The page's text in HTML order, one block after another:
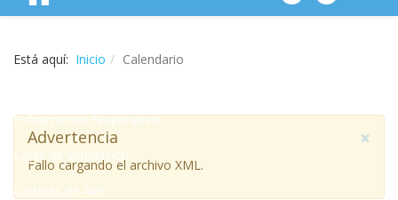
Enfriamiento Evaporativo
Cajas de Ventilación
Cortinas de Aire
Está aquí: Inicio Calendario
×
Advertencia
Fallo cargando el archivo XML.